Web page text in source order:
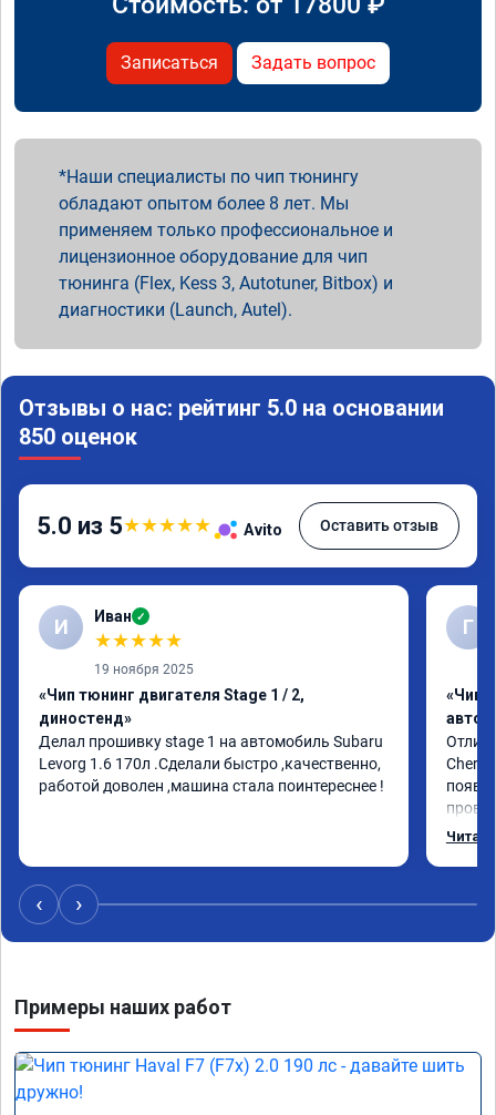
Записаться Задать вопрос
Наши специалисты по чип тюнингу
обладают опытом более 8 лет. Мы
применяем только профессиональное и
лицензионное оборудование для чип
тюнинга (Flex, Kess 3, Autotuner, Bitbox) и
диагностики (Launch, Autel).
Отзывы о нас: рейтинг 5.0 на основании
850 оценок
5.0 из 5★★★★★ Avito Оставить отзыв
И Иван ✓
★★★★★
19 ноября 2025
«Чип тюнинг двигателя Stage 1 / 2,
диностенд»
Делал прошивку stage 1 на автомобиль Subaru
Levorg 1.6 170л .Сделали быстро ,качественно,
работой доволен ,машина стала поинтереснее !
Г
«Чип
Chery
‹ ›
Примеры наших работ